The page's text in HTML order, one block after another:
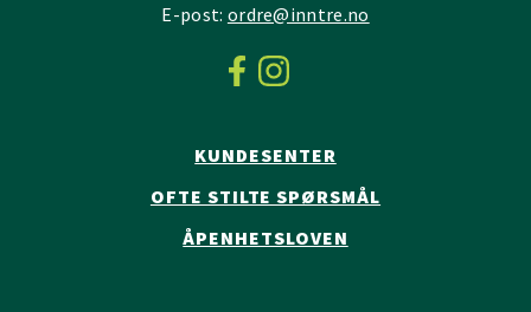
E-post: ordre@inntre.no
KUNDESENTER
OFTE STILTE SPØRSMÅL
ÅPENHETSLOVEN